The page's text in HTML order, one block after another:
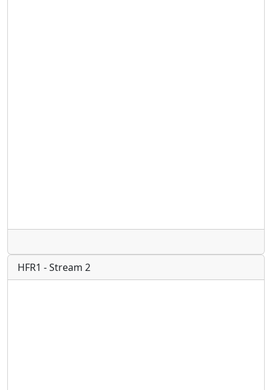
HFR1 - Stream 2